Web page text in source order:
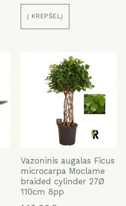
Į KREPŠELĮ
Vazoninis augalas Ficus
microcarpa Moclame
braided cylinder 27Ø
110cm 8pp